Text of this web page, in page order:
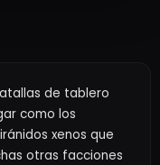
de tablero
como los
xenos que
otras facciones